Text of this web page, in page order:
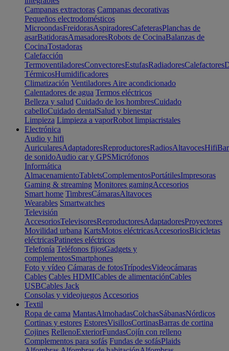
Campanas extractoras Campanas decorativas
Pequeños electrodomésticos
MicroondasFreidorasAspiradoresCafeterasPlanchas de
asarBatidorasAmasadoresRobots de CocinaBalanzas de
CocinaTostadoras
Calefacción
TermoventiladoresConvectoresEstufasRadiadoresCalefactores
TérmicosHumidificadores
Climatización Ventiladores Aire acondicionado
Calentadores de agua Termos eléctricos
Belleza y salud Cuidado de los hombresCuidado
cabelloCuidado dentalSalud y bienestar
Limpieza Limpieza a vaporRobot limpiacristales
Electrónica
Audio y hifi
AuricularesAdaptadoresReproductoresRadiosAltavocesHifi
de sonidoAudio car y GPSMicrófonos
Informática
AlmacenamientoTabletsComplementosPortátilesImpresoras
Gaming & streaming Monitores gamingAccesorios
Smart home TimbresCámarasAltavoces
Wearables Smartwatches
Televisión
AccesoriosTelevisoresReproductoresAdaptadoresProyectores
Movilidad urbana KartsMotos eléctricasAccesoriosBicicletas
eléctricasPatinetes eléctricos
Telefonía Teléfonos fijosGadgets y
complementosSmartphones
Foto y vídeo Cámaras de fotosTrípodesVideocámaras
Cables Cables HDMICables de alimentaciónCables
USBCables Jack
Consolas y videojuegos Accesorios
Textil
Ropa de cama MantasAlmohadasColchasSábanasNórdicos
Cortinas y estores EstoresVisillosCortinasBarras de cortina
Cojines RellenoExteriorFundasCojín con relleno
Complementos para sofás Fundas de sofásPlaids